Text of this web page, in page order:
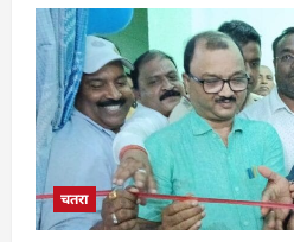
बौधाडीह
पंचायत
सचिवालय
में
ताला
तोड़कर
चोरी,
कुर्सी
समेत
अन्य
सामग्री
ले
उड़े
चोर
चतरा